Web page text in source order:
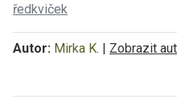
ředkviček
Autor: Mirka K. | Zobrazit